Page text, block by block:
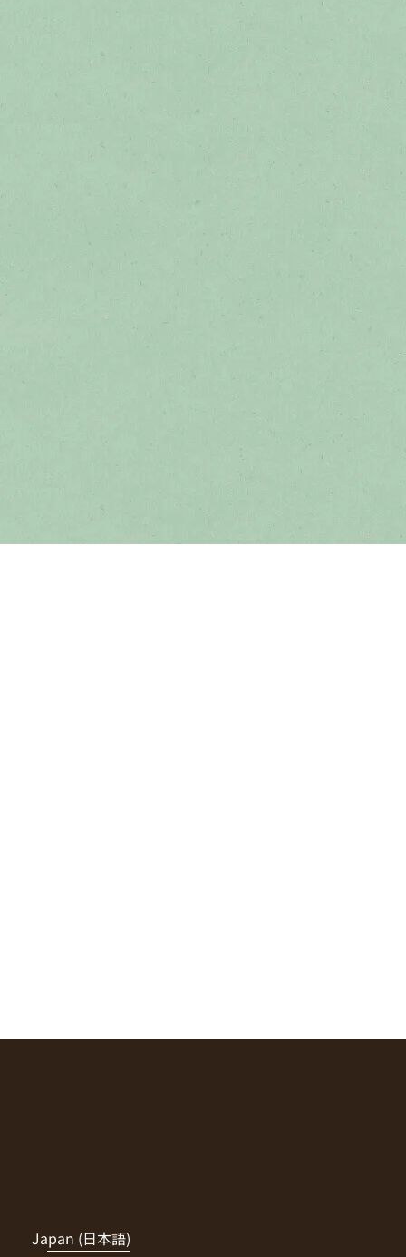
Japan (日本語)